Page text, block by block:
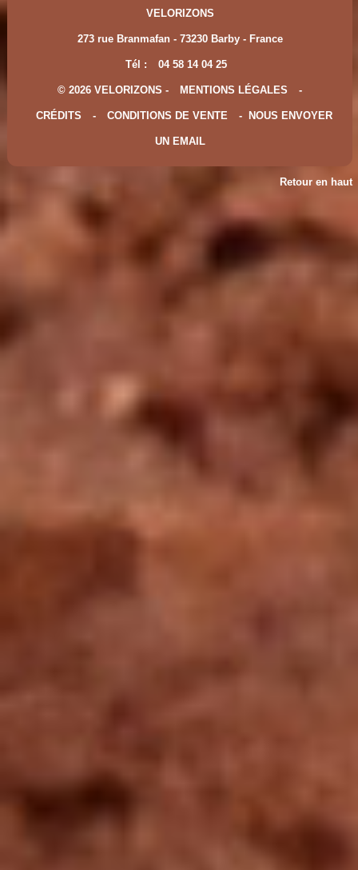
VELORIZONS
273 rue Branmafan - 73230 Barby - France
Tél : 04 58 14 04 25
© 2026 VELORIZONS - MENTIONS LÉGALES -
CRÉDITS - CONDITIONS DE VENTE - NOUS ENVOYER
UN EMAIL
Retour en haut